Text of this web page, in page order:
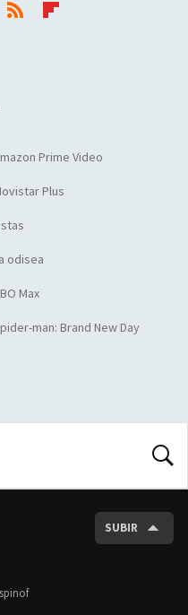
Prime Video
Plus
odisea
Max
man: Brand New Day
SUBIR